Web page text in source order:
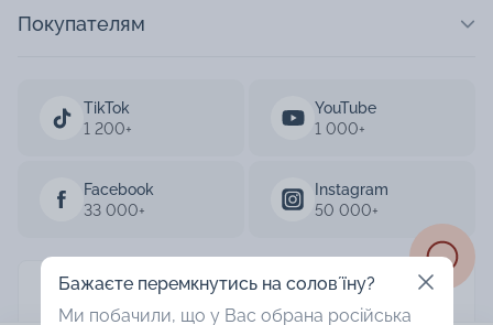
TikTok
1 200+
YouTube
1 000+
Facebook
33 000+
Instagram
50 000+
Покупателям
AURUM 2003-2026
Бажаєте перемкнутись на соловʼїну?
Ми побачили, що у Вас обрана російська